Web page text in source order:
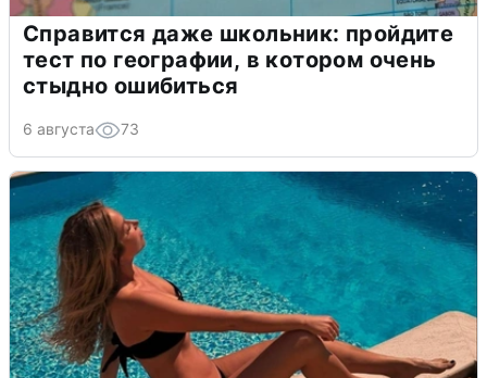
Справится даже школьник: пройдите
тест по географии, в котором очень
стыдно ошибиться
6 августа 73